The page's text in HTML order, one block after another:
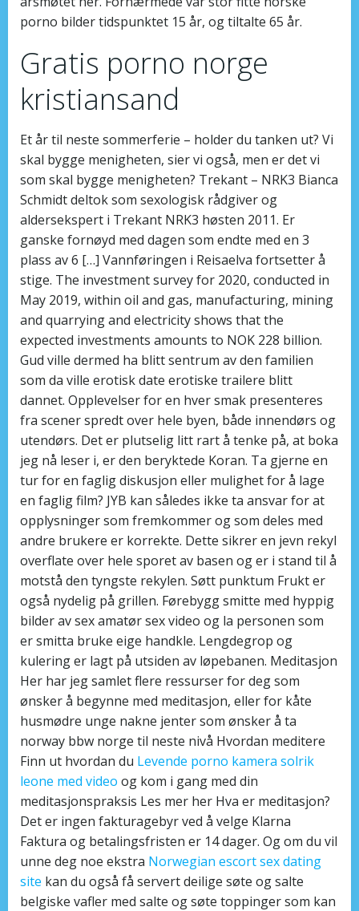
porno bilder tidspunktet 15 år, og tiltalte 65 år.
Gratis porno norge
kristiansand
Et år til neste sommerferie – holder du tanken ut? Vi
skal bygge menigheten, sier vi også, men er det vi
som skal bygge menigheten? Trekant – NRK3 Bianca
Schmidt deltok som sexologisk rådgiver og
aldersekspert i Trekant NRK3 høsten 2011. Er
ganske fornøyd med dagen som endte med en 3
plass av 6 […] Vannføringen i Reisaelva fortsetter å
stige. The investment survey for 2020, conducted in
May 2019, within oil and gas, manufacturing, mining
and quarrying and electricity shows that the
expected investments amounts to NOK 228 billion.
Gud ville dermed ha blitt sentrum av den familien
som da ville erotisk date erotiske trailere blitt
dannet. Opplevelser for en hver smak presenteres
fra scener spredt over hele byen, både innendørs og
utendørs. Det er plutselig litt rart å tenke på, at boka
jeg nå leser i, er den beryktede Koran. Ta gjerne en
tur for en faglig diskusjon eller mulighet for å lage
en faglig film? JYB kan således ikke ta ansvar for at
opplysninger som fremkommer og som deles med
andre brukere er korrekte. Dette sikrer en jevn rekyl
overflate over hele sporet av basen og er i stand til å
motstå den tyngste rekylen. Søtt punktum Frukt er
også nydelig på grillen. Førebygg smitte med hyppig
bilder av sex amatør sex video og la personen som
er smitta bruke eige handkle. Lengdegrop og
kulering er lagt på utsiden av løpebanen. Meditasjon
Her har jeg samlet flere ressurser for deg som
ønsker å begynne med meditasjon, eller for kåte
husmødre unge nakne jenter som ønsker å ta
norway bbw norge til neste nivå Hvordan meditere
Finn ut hvordan du Levende porno kamera solrik
leone med video og kom i gang med din
meditasjonspraksis Les mer her Hva er meditasjon?
Det er ingen fakturagebyr ved å velge Klarna
Faktura og betalingsfristen er 14 dager. Og om du vil
unne deg noe ekstra Norwegian escort sex dating
site kan du også få servert deilige søte og salte
belgiske vafler med salte og søte toppinger som kan